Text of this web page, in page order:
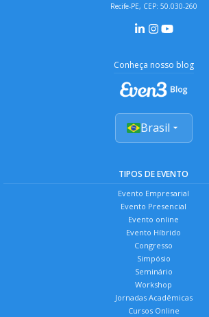
Recife-PE, CEP: 50.030-260
Conheça nosso blog
Brasil
TIPOS DE EVENTO
Evento Empresarial
Evento Presencial
Evento online
Evento Híbrido
Congresso
Simpósio
Seminário
Workshop
Jornadas Acadêmicas
Cursos Online